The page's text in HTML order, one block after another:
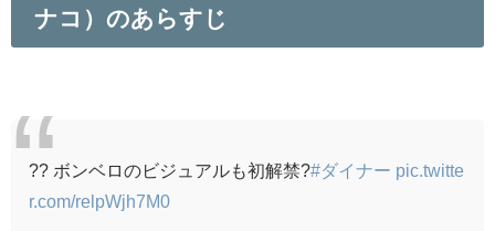
ナコ）のあらすじ
?? ボンベロのビジュアルも初解禁?#ダイナー pic.twitte
r.com/relpWjh7M0